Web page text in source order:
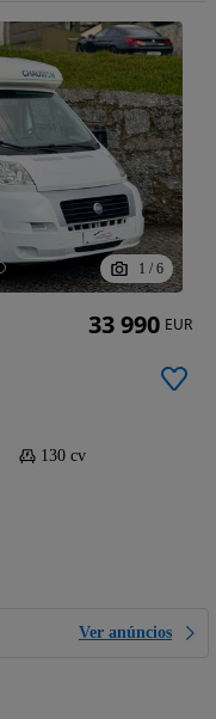
1 / 6
130 cv
Ver anúncios
33 990 EUR